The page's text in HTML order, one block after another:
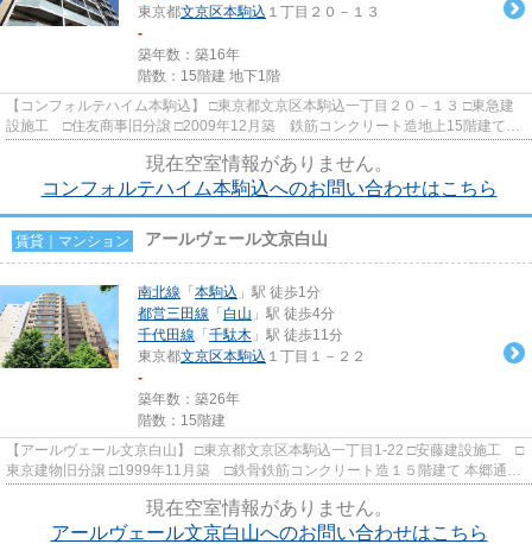
東京都文京区本駒込 １丁目２０－１３
-
築年数：築16年
階数：15階建 地下1階
【コンフォルテハイム本駒込】 □東京都文京区本駒込一丁目２０－１３ □東急建
設施工 □住友商事旧分譲 □2009年12月築 鉄筋コンクリート造地上15階建て
現在空室情報がありません。
コンフォルテハイム本駒込へのお問い合わせはこちら
賃貸｜マンション アールヴェール文京白山
南北線 「 本駒込 」駅 徒歩1分
都営三田線 「 白山 」駅 徒歩4分
千代田線 「 千駄木 」駅 徒歩11分
東京都文京区本駒込 １丁目１－２２
-
築年数：築26年
階数：15階建
【アールヴェール文京白山】 □東京都文京区本駒込一丁目1-22 □安藤建設施工 □
東京建物旧分譲 □1999年11月築 □鉄骨鉄筋コンクリート造１５階建て 本郷通り
現在空室情報がありません。
アールヴェール文京白山へのお問い合わせはこちら